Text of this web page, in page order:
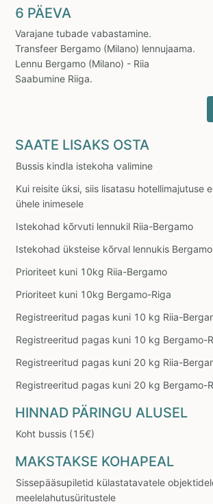
6 PÄEVA
Varajane tubade vabastamine.
Transfeer Bergamo (Milano) lennujaama.
Lennu Bergamo (Milano) - Riia
Saabumine Riiga.
SAATE LISAKS OSTA
Bussis kindla istekoha valimine
Kui reisite üksi, siis lisatasu hotellimajutuse
ühele inimesele
Istekohad kõrvuti lennukil Riia-Bergamo
Istekohad üksteise kõrval lennukis
Prioriteet kuni 10kg Riia-Bergamo
Prioriteet kuni 10kg Bergamo-Riga
Registreeritud pagas kuni 10 kg Riia-
Registreeritud pagas kuni 10 kg Bergamo-
Registreeritud pagas kuni 20 kg Riia-
Registreeritud pagas kuni 20 kg Bergamo-
HINNAD PÄRINGU ALUSEL
Koht bussis (15€)
MAKSTAKSE KOHAPEAL
Sissepääsupiletid külastatavatele
meelelahutusüritustele